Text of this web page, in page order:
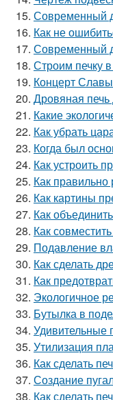
15. Современный
16. Как не
17. Современный
18. Строим печку
19. Концерт
20. Дровяная
21. Какие
22. Как убрать
23. Когда был
24. Как устроить
25. Как
26. Как картины
27. Как
28. Как
29. Подавление
30. Как сделать
31. Как
32. Экологичное
33. Бутылка в
34. Удивительные
35. Утилизация
36. Как сделать
37. Создание
38. Как сделать